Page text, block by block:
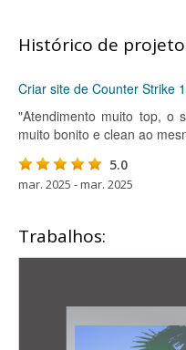
Histórico de
Criar site de Counter Strike
"Atendimento muito top, o
muito bonito e clean ao
5.0
mar. 2025 - mar. 2025
Trabalhos: